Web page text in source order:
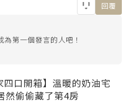
回覆
為第一個發言的人吧！
四口開箱】溫暖的奶油宅
然偷偷藏了第4房